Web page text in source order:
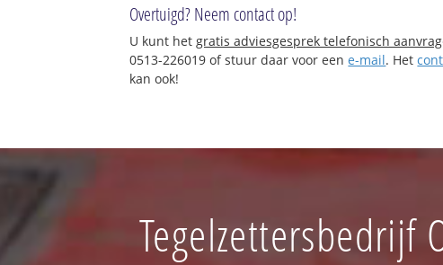
Overtuigd? Neem contact op!
U kunt hetgratis adviesgesprek telefonisch
0513-226019 of stuur daar voor eene-mail. Het
kan ook!
Tegelzettersbedrijf